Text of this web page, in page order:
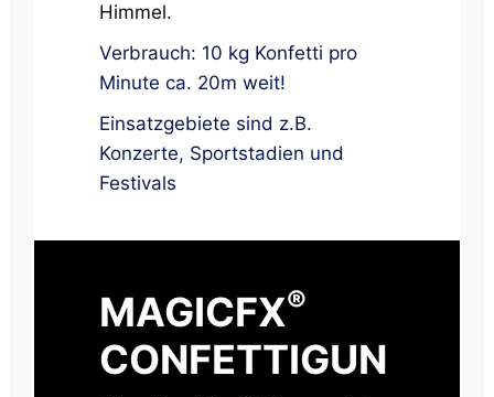
Himmel.
Verbrauch: 10 kg Konfetti pro
Minute ca. 20m weit!
Einsatzgebiete sind z.B.
Konzerte, Sportstadien und
Festivals
MAGICFX®
CONFETTIGUN